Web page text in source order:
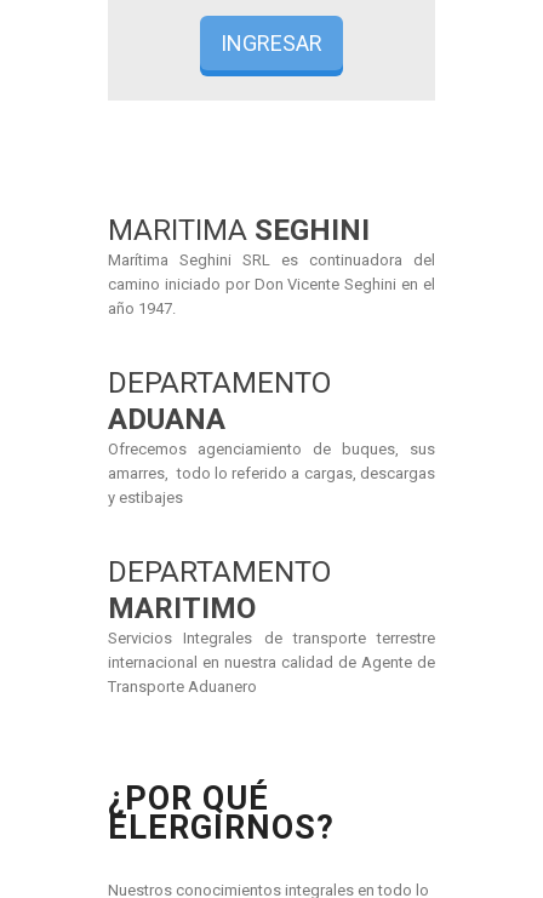
INGRESAR
MARITIMA SEGHINI
Marítima Seghini SRL es continuadora del
camino iniciado por Don Vicente Seghini en el
año 1947.
DEPARTAMENTO
ADUANA
Ofrecemos agenciamiento de buques, sus
amarres, todo lo referido a cargas, descargas
y estibajes
DEPARTAMENTO
MARITIMO
Servicios Integrales de transporte terrestre
internacional en nuestra calidad de Agente de
Transporte Aduanero
¿POR QUÉ
ELERGIRNOS?
Nuestros conocimientos integrales en todo lo